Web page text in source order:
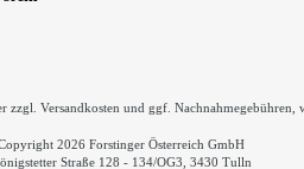
zzgl. Versandkosten und ggf. Nachnahmegebühren,
2026 Forstinger Österreich GmbH
Straße 128 - 134/OG3, 3430 Tulln